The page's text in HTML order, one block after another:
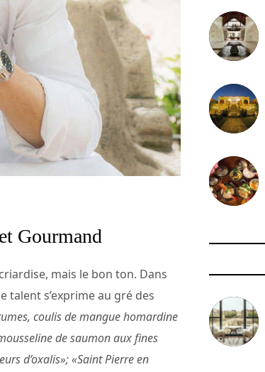
Gourmand
mais le bon ton. Dans
talent s’exprime au gré des
coulis de mangue homardine
de saumon aux fines
d’oxalis»; «Saint Pierre en